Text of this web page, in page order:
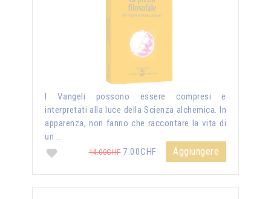
I Vangeli possono essere compresi e
interpretati alla luce della Scienza alchemica. In
apparenza, non fanno che raccontare la vita di
un …
14.00CHF7.00CHF Aggiungere